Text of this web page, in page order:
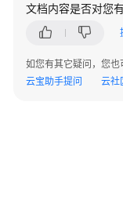
限
管
约
文档内容是否对您
如您有其它疑问，您
云宝助手提问
云社